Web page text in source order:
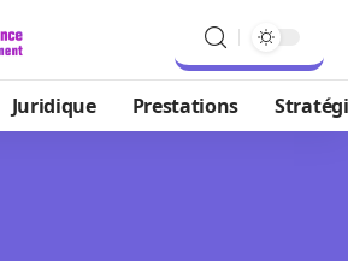
Juridique Prestations